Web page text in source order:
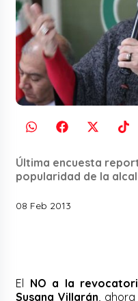
Última encuesta
popularidad de la
08 Feb 2013
El NO a la
Susana Villarán,